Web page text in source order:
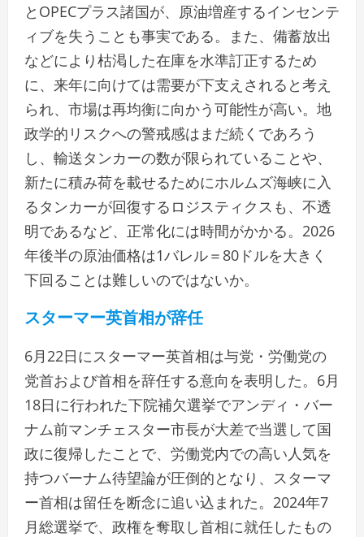
とOPECプラス諸国が、原油増産するインセンテ
ィブを失うことも事実である。また、備蓄放出
などにより枯渇した在庫を水準訂正するため
に、来年に向けては需要が下支えされると考え
られ、市場は再均衡に向かう可能性が高い。地
政学的リスクへの警戒感はまだ続くであろう
し、輸送タンカーの数が限られていることや、
新たに積み荷を載せるためにホルムズ海峡に入
るタンカーが回復するロジスティクスも、不透
明であるなど、​正常化には時間がかかる。2026
年後半の原油価格は1バレル＝80ドルを大きく
下回ることは難しいのではないか。
スターマー英首相が辞任
6月22日にスターマー英首相は与党・労働党の
党首および首相を辞任する意向を表明した。6月
18日に行われた下院補欠選挙でアンディ・バー
ナム前マンチェスター市長が大差で当選して国
政に復帰したことで、労働党内での高い人気を
持つバーナム待望論が圧倒的となり、スターマ
ー首相は留任を断念に追い込まれた。2024年7
月総選挙で、政権を奪取し首相に就任したもの